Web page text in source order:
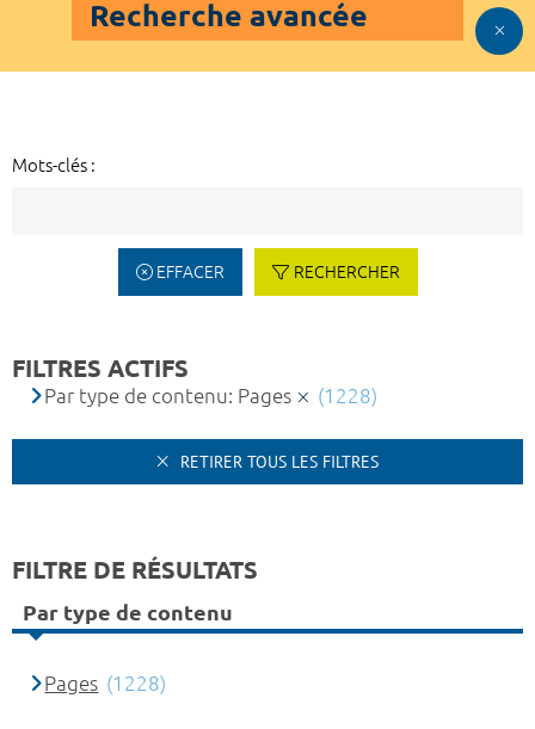
Recherche avancée
Mots-clés :
EFFACER RECHERCHER
FILTRES ACTIFS
Par type de contenu: Pages (1228)
RETIRER TOUS LES FILTRES
FILTRE DE RÉSULTATS
Par type de contenu
Pages (1228)